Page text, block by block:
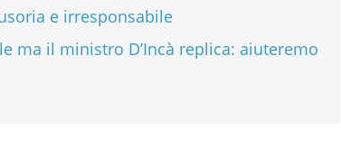
e irresponsabile
ma il ministro D’Incà replica: aiuteremo